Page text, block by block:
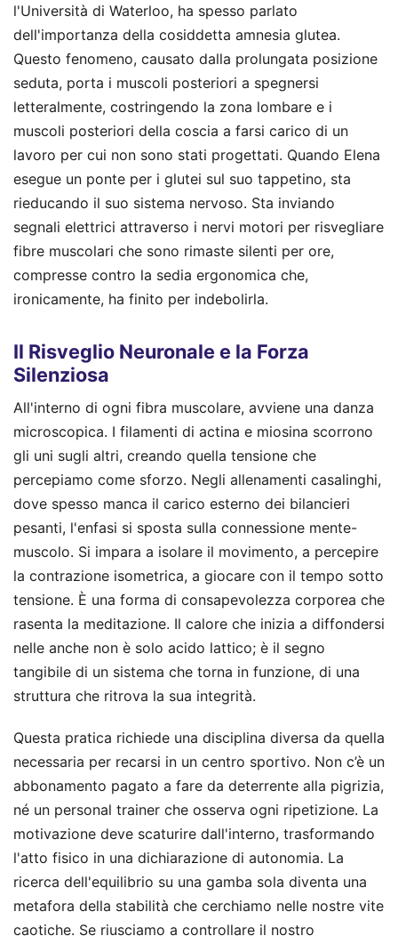
l'Università di Waterloo, ha spesso parlato
dell'importanza della cosiddetta amnesia glutea.
Questo fenomeno, causato dalla prolungata posizione
seduta, porta i muscoli posteriori a spegnersi
letteralmente, costringendo la zona lombare e i
muscoli posteriori della coscia a farsi carico di un
lavoro per cui non sono stati progettati. Quando Elena
esegue un ponte per i glutei sul suo tappetino, sta
rieducando il suo sistema nervoso. Sta inviando
segnali elettrici attraverso i nervi motori per risvegliare
fibre muscolari che sono rimaste silenti per ore,
compresse contro la sedia ergonomica che,
ironicamente, ha finito per indebolirla.
Il Risveglio Neuronale e la Forza
Silenziosa
All'interno di ogni fibra muscolare, avviene una danza
microscopica. I filamenti di actina e miosina scorrono
gli uni sugli altri, creando quella tensione che
percepiamo come sforzo. Negli allenamenti casalinghi,
dove spesso manca il carico esterno dei bilancieri
pesanti, l'enfasi si sposta sulla connessione mente-
muscolo. Si impara a isolare il movimento, a percepire
la contrazione isometrica, a giocare con il tempo sotto
tensione. È una forma di consapevolezza corporea che
rasenta la meditazione. Il calore che inizia a diffondersi
nelle anche non è solo acido lattico; è il segno
tangibile di un sistema che torna in funzione, di una
struttura che ritrova la sua integrità.
Questa pratica richiede una disciplina diversa da quella
necessaria per recarsi in un centro sportivo. Non c’è un
abbonamento pagato a fare da deterrente alla pigrizia,
né un personal trainer che osserva ogni ripetizione. La
motivazione deve scaturire dall'interno, trasformando
l'atto fisico in una dichiarazione di autonomia. La
ricerca dell'equilibrio su una gamba sola diventa una
metafora della stabilità che cerchiamo nelle nostre vite
caotiche. Se riusciamo a controllare il nostro